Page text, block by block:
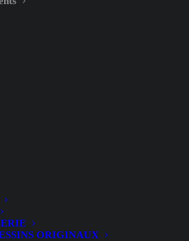
ORIGINAUX
de
Ham – 1983